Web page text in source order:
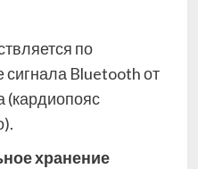
по
Bluetooth от
(кардиопояс
хранение